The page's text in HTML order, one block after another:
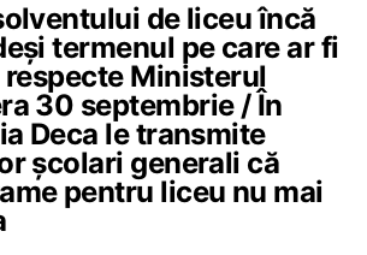
de liceu încă
termenul pe care ar fi
Ministerul
30 septembrie / În
Deca le transmite
școlari generali că
pentru liceu nu mai